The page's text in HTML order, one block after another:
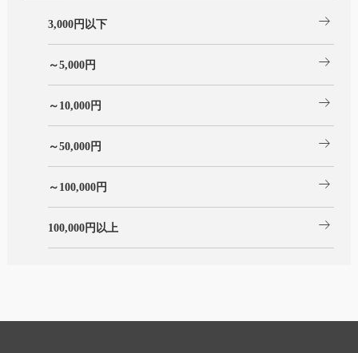
3,000円以下 arrow_right_alt
～5,000円 arrow_right_alt
～10,000円 arrow_right_alt
～50,000円 arrow_right_alt
～100,000円 arrow_right_alt
100,000円以上 arrow_right_alt